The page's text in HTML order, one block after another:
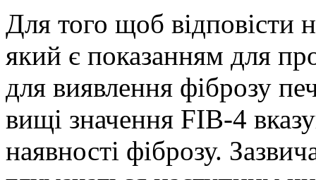
Для того щоб відповісти
який є показанням для
для виявлення фіброзу
вищі значення FIB-4
наявності фіброзу.